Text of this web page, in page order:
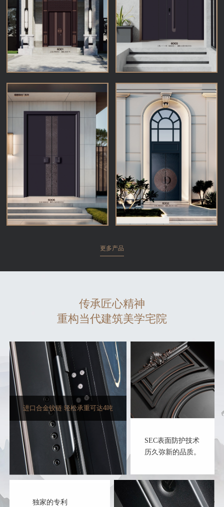
更多产品
传承匠心精神
重构当代建筑美学宅院
进口合金铰链 轻松承重可达4吨
SEC表面防护技术
历久弥新的品质。
独家的专利